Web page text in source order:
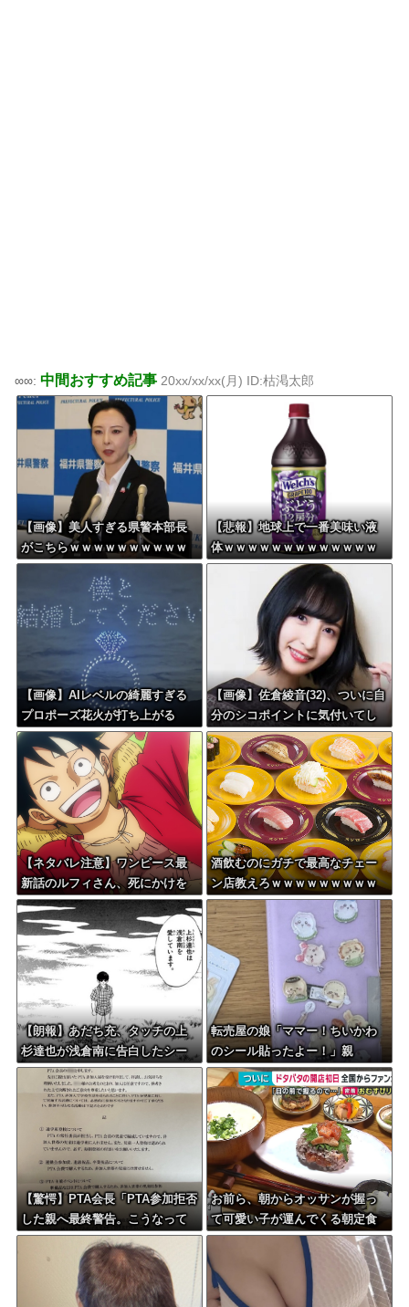
∞∞: 中間おすすめ記事 20xx/xx/xx(月) ID:枯渇太郎
【画像】美人すぎる県警本部長
がこちらｗｗｗｗｗｗｗｗｗｗ
【悲報】地球上で一番美味い液
体ｗｗｗｗｗｗｗｗｗｗｗｗｗ
ｗｗｗｗｗｗｗｗｗｗｗｗｗｗ
ｗｗｗｗｗｗ
【画像】AIレベルの綺麗すぎる
プロポーズ花火が打ち上がる
㊗????
【画像】佐倉綾音(32)、ついに自
分のシコポイントに気付いてし
まう・・・
【ネタバレ注意】ワンピース最
新話のルフィさん、死にかけを
助けてもらったジジイに悪態を
吐いてしまう・・・
酒飲むのにガチで最高なチェー
ン店教えろｗｗｗｗｗｗｗｗｗ
ｗ
【朗報】あだち充、タッチの上
杉達也が浅倉南に告白したシー
ンを完全再現ｗｗｗｗｗ
転売屋の娘「ママー！ちいかわ
のシール貼ったよー！」親
「！！！！！！」→
【驚愕】PTA会長「PTA参加拒否
した親へ最終警告。こうなって
もいい？」
お前ら、朝からオッサンが握っ
て可愛い子が運んでくる朝定食
（2200円）頼める？